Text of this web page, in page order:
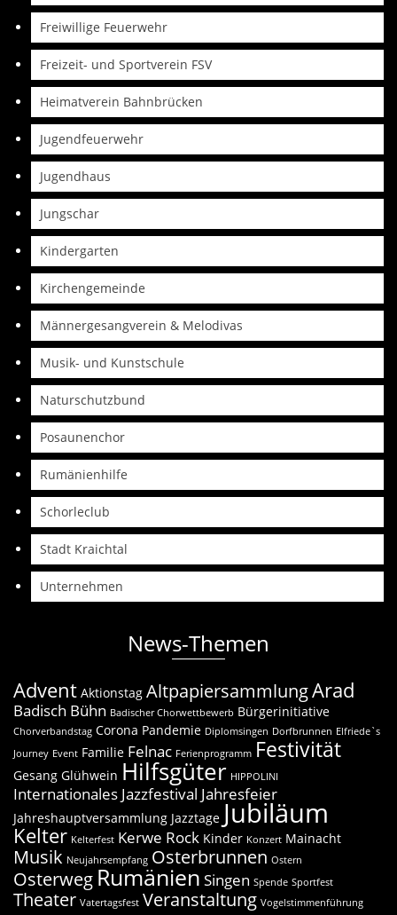
Freiwillige Feuerwehr
Freizeit- und Sportverein FSV
Heimatverein Bahnbrücken
Jugendfeuerwehr
Jugendhaus
Jungschar
Kindergarten
Kirchengemeinde
Männergesangverein & Melodivas
Musik- und Kunstschule
Naturschutzbund
Posaunenchor
Rumänienhilfe
Schorleclub
Stadt Kraichtal
Unternehmen
News-Themen
Advent Aktionstag AltpapiersammlungArad
Badisch Bühn Badischer Chorwettbewerb Bürgerinitiative
Chorverbandstag Corona Pandemie Diplomsingen Dorfbrunnen Elfriede`s
Journey Event Familie Felnac Ferienprogramm Festivität
Gesang Glühwein Hilfsgüter HIPPOLINI
Internationales Jazzfestival Jahresfeier
Jahreshauptversammlung Jazztage Jubiläum
Kelter Kelterfest Kerwe Rock Kinder Konzert Mainacht
Musik Neujahrsempfang Osterbrunnen Ostern
Osterweg Rumänien Singen Spende Sportfest
Theater Vatertagsfest Veranstaltung Vogelstimmenführung